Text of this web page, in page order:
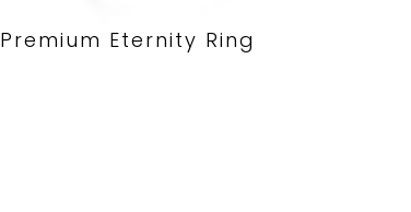
Premium Eternity Ring